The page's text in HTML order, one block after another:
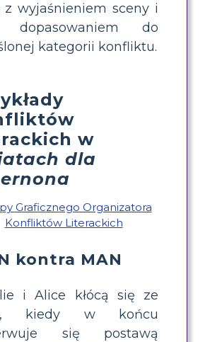
z wyjaśnieniem sceny i
dopasowaniem do
kategorii konfliktu.
w
dla
kontra MAN
i Alice kłócą się ze
kiedy w końcu
się postawą